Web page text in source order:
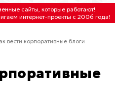
653
673
\ Левый торец здания
сайты, которые работают!
интернет-проекты с 2006 года!
вести корпоративные блоги